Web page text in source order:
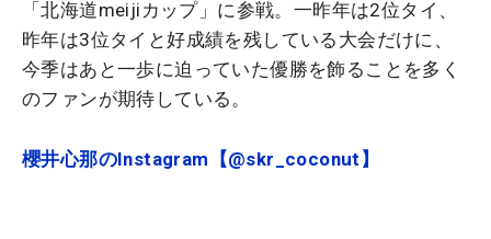
「北海道meijiカップ」に参戦。一昨年は2位タイ、
昨年は3位タイと好成績を残している大会だけに、
今季はあと一歩に迫っていた優勝を飾ることを多く
のファンが期待している。
櫻井心那のInstagram【@skr_coconut】